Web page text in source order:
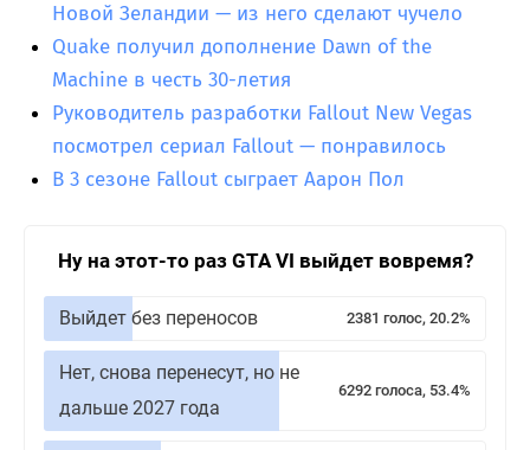
Новой Зеландии — из него сделают чучело
Quake получил дополнение Dawn of the
Machine в честь 30-летия
Руководитель разработки Fallout New Vegas
посмотрел сериал Fallout — понравилось
В 3 сезоне Fallout сыграет Аарон Пол
Ну на этот-то раз GTA VI выйдет вовремя?
Выйдет без переносов 2381 голос, 20.2%
Нет, снова перенесут, но не
дальше 2027 года
6292 голоса, 53.4%